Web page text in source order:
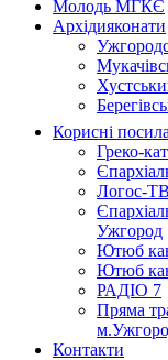
Молодь МГКЄ
Архідияконати
Корисні
Греко-
Логос-ТВ
Ужгород
Ютюб
Ютюб
РАДІО 7
Пряма
Контакти